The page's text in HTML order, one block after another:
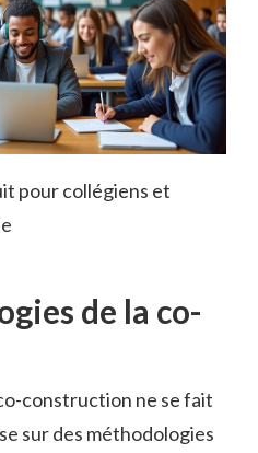
pour collégiens et
de la co-
construction ne se fait
sur des méthodologies